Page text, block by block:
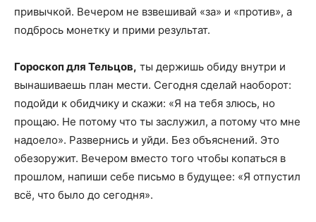
привычкой. Вечером не взвешивай «за» и «против», а
подбрось монетку и прими результат.
Гороскоп для Тельцов, ты держишь обиду внутри и
вынашиваешь план мести. Сегодня сделай наоборот:
подойди к обидчику и скажи: «Я на тебя злюсь, но
прощаю. Не потому что ты заслужил, а потому что мне
надоело». Развернись и уйди. Без объяснений. Это
обезоружит. Вечером вместо того чтобы копаться в
прошлом, напиши себе письмо в будущее: «Я отпустил
всё, что было до сегодня».